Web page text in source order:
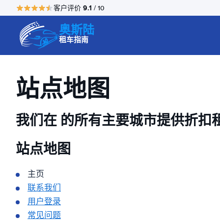
客户评价 9.1 / 10
奥斯陆
租车指南
站点地图
我们在 的所有主要城市提供折扣
站点地图
主页
联系我们
用户登录
常见问题